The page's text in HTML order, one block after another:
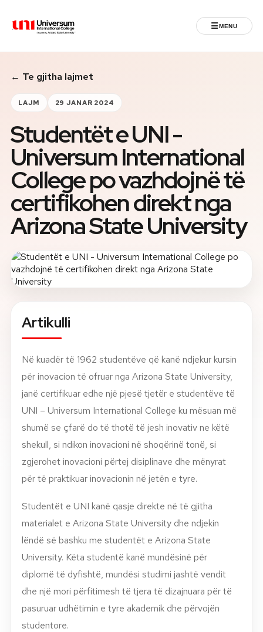
Universum University ☰MENU
MENU
Ballina
Regjistrimet
Programet
Jeta Studentore
Ndërkombëtare
Fuqizuar nga ASU
Rreth nesh
Lajme
GJUHA
EN
AL Apliko Kërko info
HYR
UMS Staff
LMS Canvas
← Te gjitha lajmet
LAJM 29 JANAR 2024
Studentët e UNI -
Universum International
College po vazhdojnë të
certifikohen direkt nga
Arizona State University
Artikulli
Në kuadër të 1962 studentëve që kanë ndjekur kursin
për inovacion të ofruar nga Arizona State University,
janë certifikuar edhe një pjesë tjetër e studentëve të
UNI – Universum International College ku mësuan më
shumë se çfarë do të thotë të jesh inovativ ne këtë
shekull, si ndikon inovacioni në shoqërinë tonë, si
zgjerohet inovacioni përtej disiplinave dhe mënyrat
për të praktikuar inovacionin në jetën e tyre.
Studentët e UNI kanë qasje direkte në të gjitha
materialet e Arizona State University dhe ndjekin
lëndë së bashku me studentët e Arizona State
University. Këta studentë kanë mundësinë për
diplomë të dyfishtë, mundësi studimi jashtë vendit
dhe një mori përfitimesh të tjera të dizajnuara për të
pasuruar udhëtimin e tyre akademik dhe përvojën
studentore.